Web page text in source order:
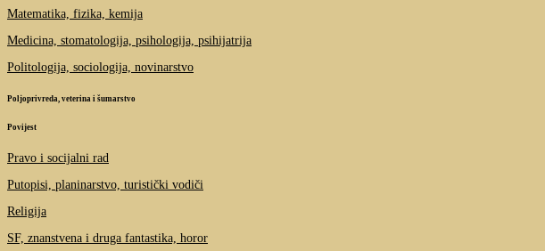
Matematika, fizika, kemija
Medicina, stomatologija, psihologija, psihijatrija
Politologija, sociologija, novinarstvo
Poljoprivreda, veterina i šumarstvo
Povijest
Pravo i socijalni rad
Putopisi, planinarstvo, turistički vodiči
Religija
SF, znanstvena i druga fantastika, horor